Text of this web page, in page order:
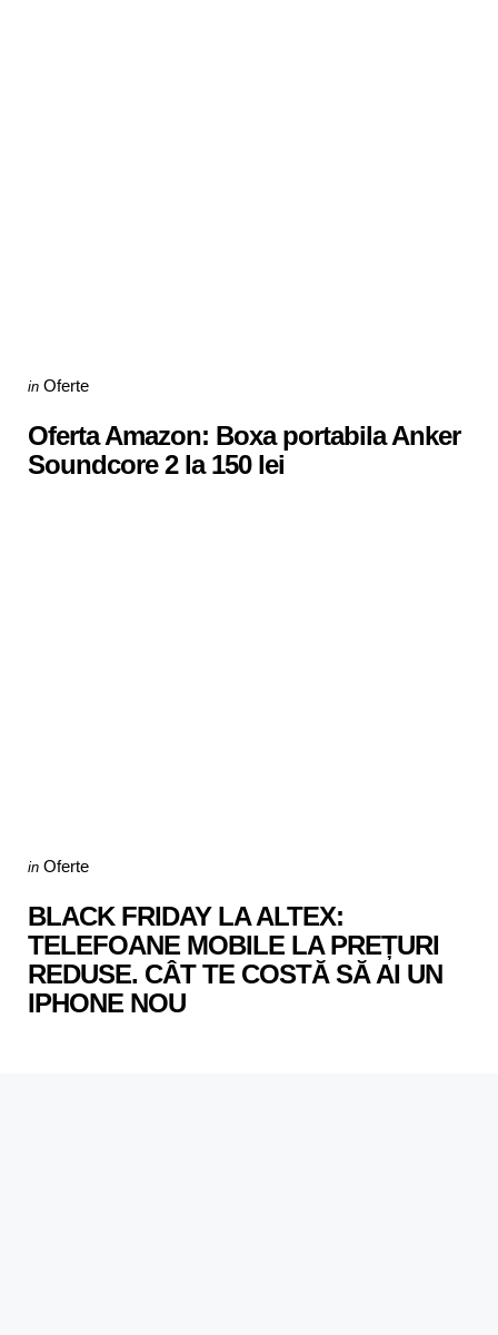
Categories
Posted
in Oferte
Oferta Amazon: Boxa portabila Anker
Soundcore 2 la 150 lei
Categories
Posted
in Oferte
BLACK FRIDAY LA ALTEX:
TELEFOANE MOBILE LA PREȚURI
REDUSE. CÂT TE COSTĂ SĂ AI UN
IPHONE NOU